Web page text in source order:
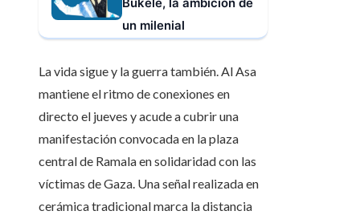
Bukele, la ambición de
un milenial
La vida sigue y la guerra también. Al Asa
mantiene el ritmo de conexiones en
directo el jueves y acude a cubrir una
manifestación convocada en la plaza
central de Ramala en solidaridad con las
víctimas de Gaza. Una señal realizada en
cerámica tradicional marca la distancia